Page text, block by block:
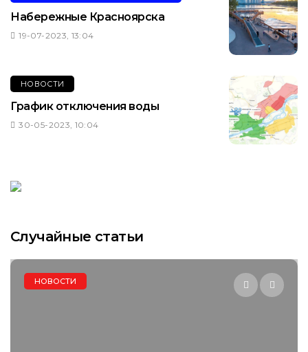
Набережные Красноярска
19-07-2023, 13:04
НОВОСТИ
График отключения воды
30-05-2023, 10:04
Случайные статьи
БУРГЕРЫ В КРАСНОЯРСКЕ /